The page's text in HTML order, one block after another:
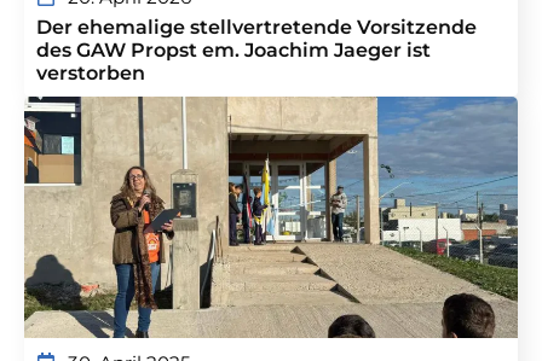
Der ehemalige stellvertretende Vorsitzende
des GAW Propst em. Joachim Jaeger ist
verstorben